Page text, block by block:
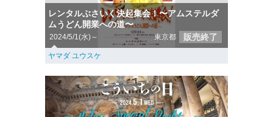
レンタルぶさいく決起集会！〜アムステルダ
ムうどん開業への道〜
2024/5/1(水)～ 東京都 販売終了
ヤマダ ユウスケ